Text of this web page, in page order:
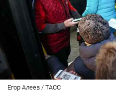
Егор Алеев / ТАСС